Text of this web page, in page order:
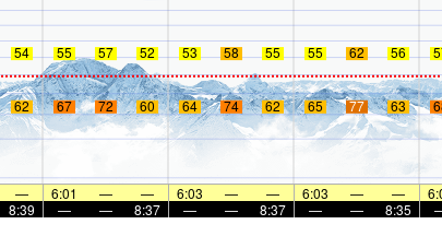
54 55 57 52 53 58 55 55 62 56
62 67 72 60 64 74 62 65 77 63
— 6:01 — — 6:03 — — 6:03 — —
8:39 — — 8:37 — — 8:37 — — 8:35